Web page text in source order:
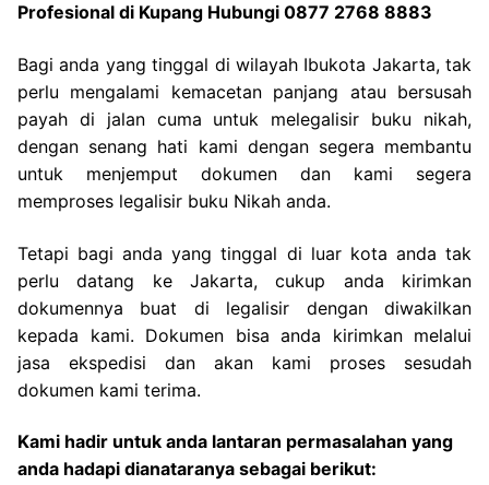
Profesional di Kupang Hubungi 0877 2768 8883
Bagi anda yang tinggal di wilayah Ibukota Jakarta, tak
perlu mengalami kemacetan panjang atau bersusah
payah di jalan cuma untuk melegalisir buku nikah,
dengan senang hati kami dengan segera membantu
untuk menjemput dokumen dan kami segera
memproses legalisir buku Nikah anda.
Tetapi bagi anda yang tinggal di luar kota anda tak
perlu datang ke Jakarta, cukup anda kirimkan
dokumennya buat di legalisir dengan diwakilkan
kepada kami. Dokumen bisa anda kirimkan melalui
jasa ekspedisi dan akan kami proses sesudah
dokumen kami terima.
Kami hadir untuk anda lantaran permasalahan yang
anda hadapi dianataranya sebagai berikut: